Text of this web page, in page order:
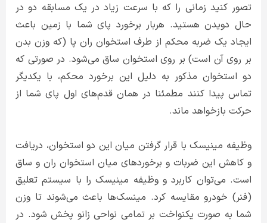
تصور کنید زمانی را که با سرعت زیاد در یک مسابقه دو در
حال دویدن هستید. هربار برخورد پای شما با زمین باعث
ایجاد یک ضربه محکم از طرف استخوان ران پا (که وزن بدن
بر روی آن است) بر روی استخوان ساق می‌شود. در صورتی که
دو استخوان مذکور به دلیل این برخورد محکم، با یکدیگر
تماس پیدا کنند مطمئنا در همان قدم‌های اول پای شما از
حرکت بازخواهد ماند.
وظیفه مینیسک با قرار گرفتن میان این دو استخوان، دریافت
و کاهش این ضربات و برخورد‌های میان استخوان ران و ساق
است. می‌توان کاربرد و وظیفه مینیسک را با سیستم تعلیق
(فنر) خودرو مقایسه کرد. مینسک‌ها باعث می‌شوند تا وزن
شما به صورت یکنواخت بر تمامی نواحی زانو پخش شود. در